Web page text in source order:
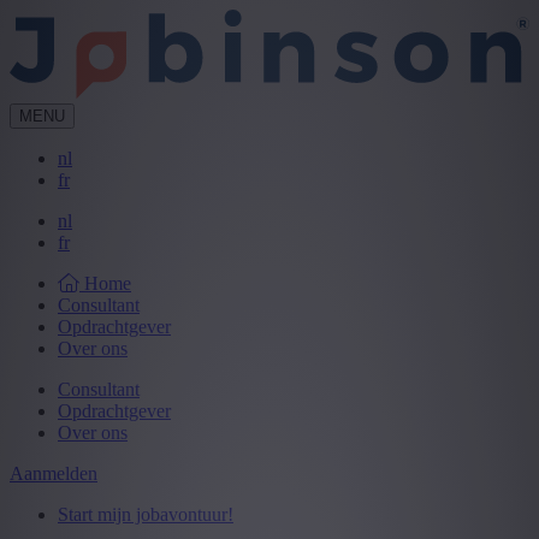
MENU
nl
fr
nl
fr
Home
Consultant
Opdrachtgever
Over ons
Consultant
Opdrachtgever
Over ons
Aanmelden
Start mijn jobavontuur!